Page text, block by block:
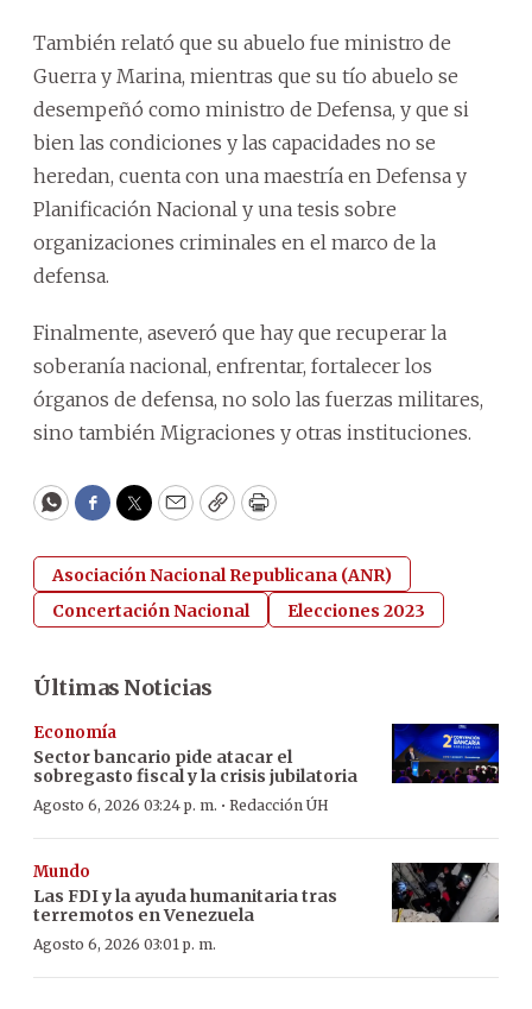
También relató que su abuelo fue ministro de
Guerra y Marina, mientras que su tío abuelo se
desempeñó como ministro de Defensa, y que si
bien las condiciones y las capacidades no se
heredan, cuenta con una maestría en Defensa y
Planificación Nacional y una tesis sobre
organizaciones criminales en el marco de la
defensa.
Finalmente, aseveró que hay que recuperar la
soberanía nacional, enfrentar, fortalecer los
órganos de defensa, no solo las fuerzas militares,
sino también Migraciones y otras instituciones.
WhatsApp
Facebook
Twitter
EmailCopyPrint
Asociación Nacional Republicana (ANR)
Concertación Nacional
Elecciones 2023
Últimas Noticias
Economía
Sector bancario pide atacar el
sobregasto fiscal y la crisis jubilatoria
Agosto 6, 2026 03:24 p. m. · Redacción ÚH
Mundo
Las FDI y la ayuda humanitaria tras
terremotos en Venezuela
Agosto 6, 2026 03:01 p. m.